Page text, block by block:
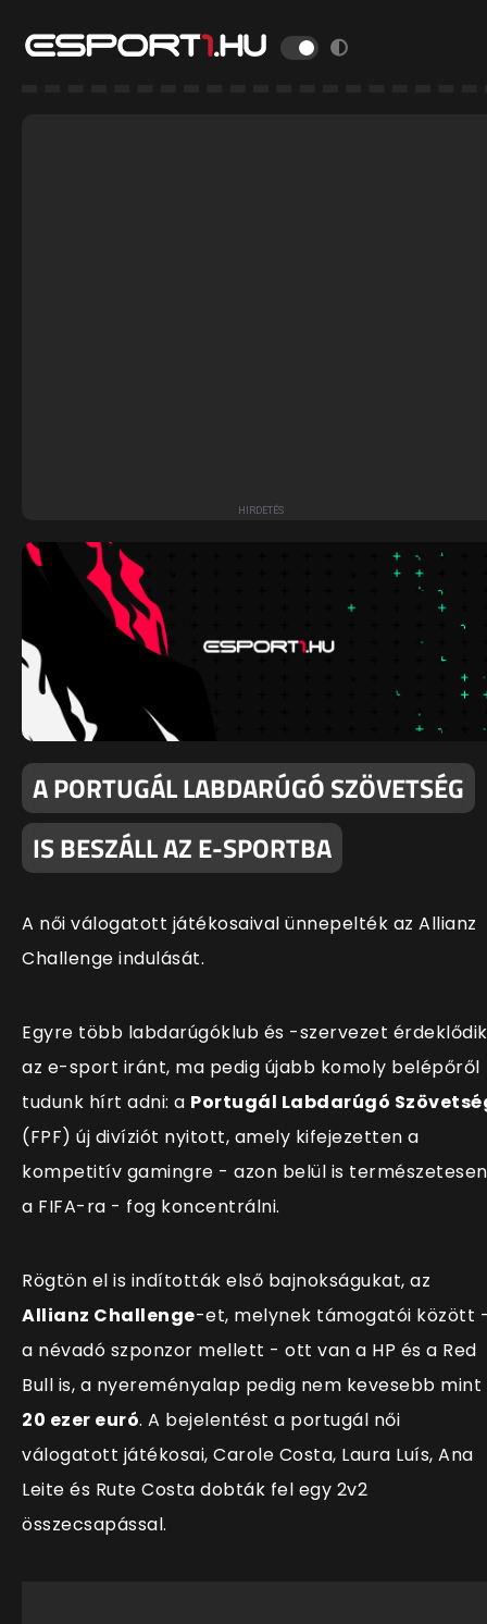
A PORTUGÁL LABDARÚGÓ SZÖVETSÉG
IS BESZÁLL AZ E-SPORTBA
A női válogatott játékosaival ünnepelték az Allianz
Challenge indulását.
Egyre több labdarúgóklub és -szervezet érdeklődik
az e-sport iránt, ma pedig újabb komoly belépőről
tudunk hírt adni: a Portugál Labdarúgó
(FPF) új divíziót nyitott, amely kifejezetten a
kompetitív gamingre - azon belül is természetesen
a FIFA-ra - fog koncentrálni.
Rögtön el is indították első bajnokságukat, az
Allianz Challenge-et, melynek támogatói között
a névadó szponzor mellett - ott van a HP és a Red
Bull is, a nyereményalap pedig nem kevesebb mint
20 ezer euró. A bejelentést a portugál női
válogatott játékosai, Carole Costa, Laura Luís, Ana
Leite és Rute Costa dobták fel egy 2v2
összecsapással.